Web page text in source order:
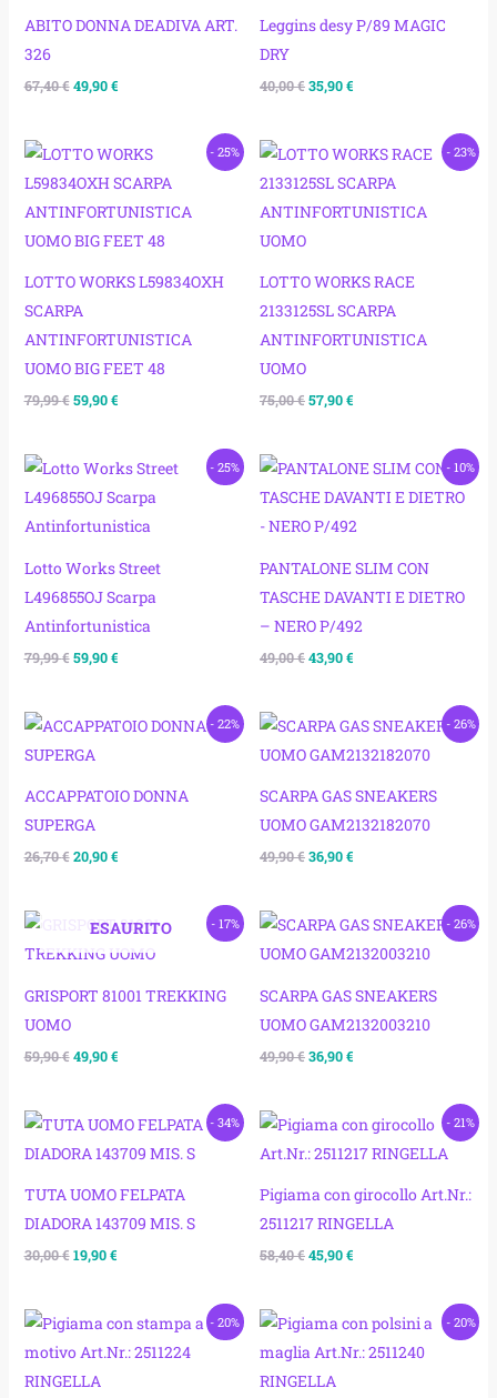
ABITO DONNA DEADIVA ART.
326
67,40€
67,40 €.
49,90€
49,90 €.
Leggins desy P/89 MAGIC
DRY
40,00€
40,00 €.
35,90€
35,90 €.
- 25%
LOTTO WORKS L59834OXH
SCARPA
ANTINFORTUNISTICA
UOMO BIG FEET 48
79,99€
Il
prezzo
originale
79,99 €.
59,90€
Il
prezzo
attuale
59,90 €.
- 23%
LOTTO WORKS RACE
2133125SL SCARPA
ANTINFORTUNISTICA
UOMO
75,00€
Il
prezzo
originale
75,00 €.
57,90€
Il
prezzo
attuale
57,90 €.
- 25%
Lotto Works Street
L496855OJ Scarpa
Antinfortunistica
79,99€
Il
prezzo
originale
79,99 €.
59,90€
Il
prezzo
attuale
59,90 €.
- 10%
PANTALONE SLIM CON
TASCHE DAVANTI E DIETRO
– NERO P/492
49,00€
Il
prezzo
originale
49,00 €.
43,90€
Il
prezzo
attuale
43,90 €.
- 22%
ACCAPPATOIO DONNA
SUPERGA
26,70€
Il
prezzo
originale
26,70 €.
20,90€
Il
prezzo
20,90 €.
- 26%
SCARPA GAS SNEAKERS
UOMO GAM2132182070
49,90€
Il
prezzo
originale
49,90 €.
36,90€
Il
prezzo
attuale
36,90 €.
- 17%
ESAURITO
GRISPORT 81001 TREKKING
UOMO
59,90€
prezzo
originale
59,90 €.
49,90€
Il
prezzo
attuale
49,90 €.
- 26%
SCARPA GAS SNEAKERS
UOMO GAM2132003210
49,90€
Il
prezzo
originale
49,90 €.
36,90€
Il
prezzo
attuale
36,90 €.
- 34%
TUTA UOMO FELPATA
DIADORA 143709 MIS. S
30,00€
Il
prezzo
originale
30,00 €.
19,90€
Il
prezzo
attuale
19,90 €.
- 21%
Pigiama con girocollo Art.Nr.:
2511217 RINGELLA
58,40€
Il
prezzo
originale
58,40 €.
45,90€
Il
prezzo
attuale
45,90 €.
- 20%
Il
prezzo
originale
43,80 €.
Il
prezzo
attuale
- 20%
Il
prezzo
originale
43,80 €.
Il
prezzo
attuale